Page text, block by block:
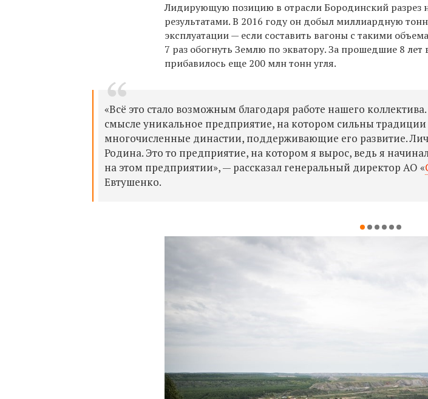
Лидирующую позицию в отрасли Бородинский разрез
результатами. В 2016 году он добыл миллиардную
эксплуатации — если составить вагоны с такими
7 раз обогнуть Землю по экватору. За прошедшие 8 лет
прибавилось еще 200 млн тонн угля.
«Всё это стало возможным благодаря работе нашего
смысле уникальное предприятие, на котором сильны традиции
многочисленные династии, поддерживающие его развитие.
Родина. Это то предприятие, на котором я вырос, ведь я
на этом предприятии», — рассказал генеральный директор АО «
Евтушенко.